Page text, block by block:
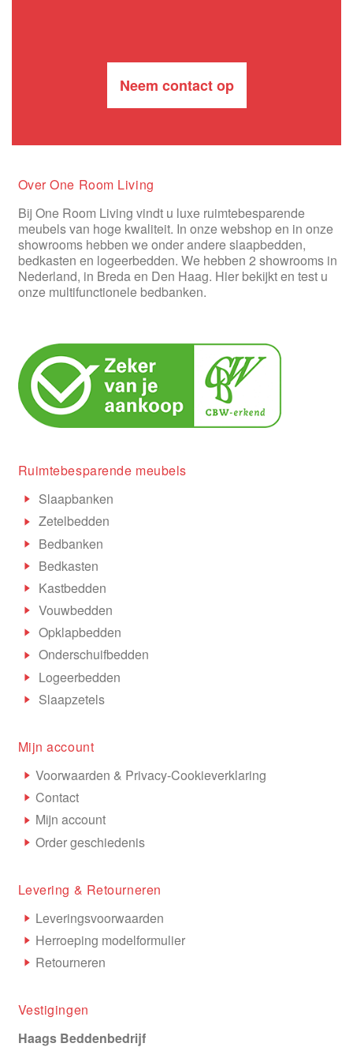
Neem contact op
Over One Room Living
Bij One Room Living vindt u luxe ruimtebesparende
meubels van hoge kwaliteit. In onze webshop en in onze
showrooms hebben we onder andere slaapbedden,
bedkasten en logeerbedden. We hebben 2 showrooms in
Nederland, in Breda en Den Haag. Hier bekijkt en test u
onze multifunctionele bedbanken.
Ruimtebesparende meubels
Slaapbanken
Zetelbedden
Bedbanken
Bedkasten
Kastbedden
Vouwbedden
Opklapbedden
Onderschuifbedden
Logeerbedden
Slaapzetels
Mijn account
Voorwaarden & Privacy-Cookieverklaring
Contact
Mijn account
Order geschiedenis
Levering & Retourneren
Leveringsvoorwaarden
Herroeping modelformulier
Retourneren
Vestigingen
Haags Beddenbedrijf